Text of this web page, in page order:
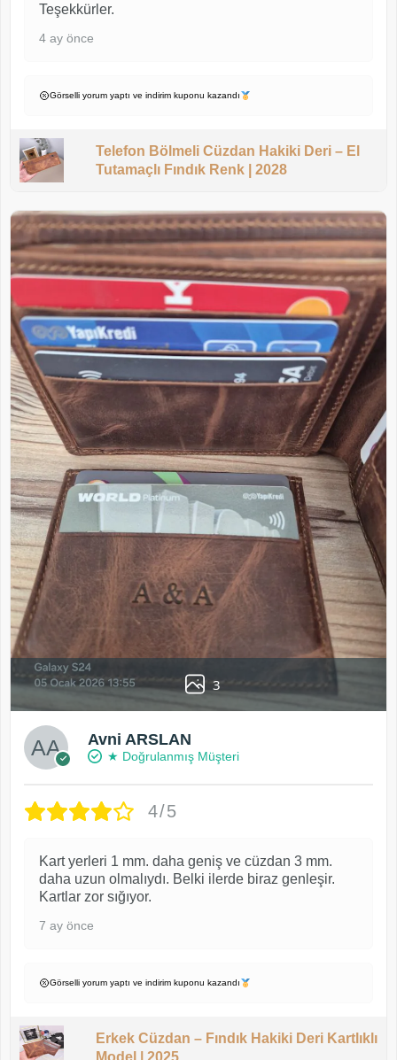
Teşekkürler.
4 ay önce
Görselli yorum yaptı ve indirim kuponu kazandı
Telefon Bölmeli Cüzdan Hakiki Deri – El
Tutamaçlı Fındık Renk | 2028
3
Avni ARSLAN
★ Doğrulanmış Müşteri
4/5
Kart yerleri 1 mm. daha geniş ve cüzdan 3 mm.
daha uzun olmalıydı. Belki ilerde biraz genleşir.
Kartlar zor sığıyor.
7 ay önce
Görselli yorum yaptı ve indirim kuponu kazandı
Erkek Cüzdan – Fındık Hakiki Deri Kartlıklı
Model | 2025